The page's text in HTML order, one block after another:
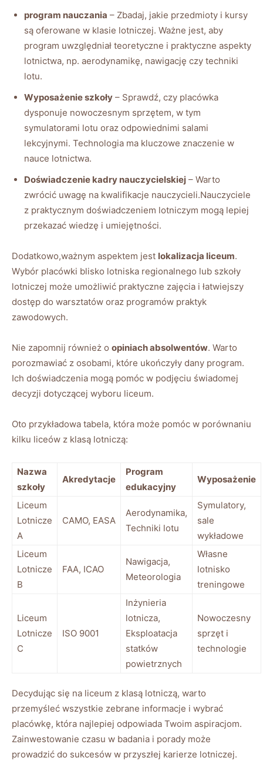
program nauczania – Zbadaj, jakie przedmioty i kursy
są oferowane w klasie lotniczej. Ważne jest, aby
program uwzględniał teoretyczne i praktyczne aspekty
lotnictwa, np. aerodynamikę, nawigację czy techniki
lotu.
Wyposażenie szkoły – Sprawdź, czy placówka
dysponuje nowoczesnym sprzętem, w tym
symulatorami lotu oraz odpowiednimi salami
lekcyjnymi. Technologia ma kluczowe znaczenie w
nauce lotnictwa.
Doświadczenie kadry nauczycielskiej – Warto
zwrócić uwagę na kwalifikacje nauczycieli.Nauczyciele
z praktycznym doświadczeniem lotniczym mogą lepiej
przekazać wiedzę i umiejętności.
Dodatkowo,ważnym aspektem jest lokalizacja liceum.
Wybór placówki blisko lotniska regionalnego lub szkoły
lotniczej może umożliwić praktyczne zajęcia i łatwiejszy
dostęp do warsztatów oraz programów praktyk
zawodowych.
Nie zapomnij również o opiniach absolwentów. Warto
porozmawiać z osobami, które ukończyły dany program.
Ich doświadczenia mogą pomóc w podjęciu świadomej
decyzji dotyczącej wyboru liceum.
Oto przykładowa tabela, która może pomóc w porównaniu
kilku liceów z klasą lotniczą:
Nazwa
szkoły
Akredytacje
Program
edukacyjny
Wyposażenie
Liceum
Lotnicze
A
CAMO, EASA
Aerodynamika,
Techniki lotu
Symulatory,
sale
wykładowe
Liceum
Lotnicze
B
FAA, ICAO
Nawigacja,
Meteorologia
Własne
lotnisko
treningowe
Liceum
Lotnicze
C
ISO 9001
Inżynieria
lotnicza,
Eksploatacja
statków
powietrznych
Nowoczesny
sprzęt i
technologie
Decydując się na liceum z klasą lotniczą, warto
przemyśleć wszystkie zebrane informacje i wybrać
placówkę, która najlepiej odpowiada Twoim aspiracjom.
Zainwestowanie czasu w badania i porady może
prowadzić do sukcesów w przyszłej karierze lotniczej.